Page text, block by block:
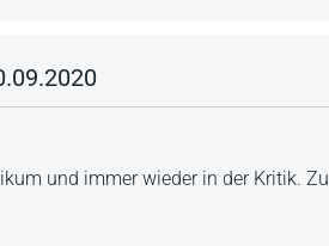
und immer wieder in der Kritik. Zu